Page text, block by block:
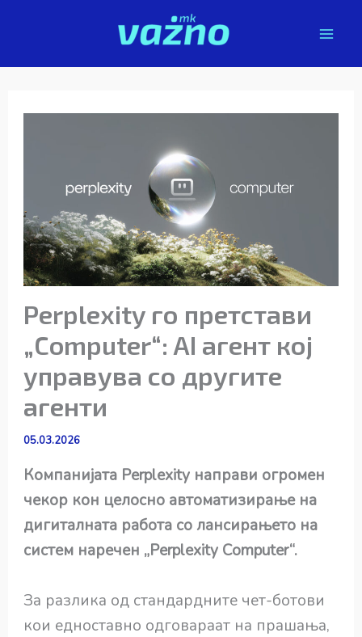
Perplexity го претстави
„Computer“: AI агент кој
управува со другите
агенти
05.03.2026
Компанијата Perplexity направи огромен
чекор кон целосно автоматизирање на
дигиталната работа со лансирањето на
систем наречен „Perplexity Computer“.
За разлика од стандардните чет-ботови
кои едноставно одговараат на прашања,